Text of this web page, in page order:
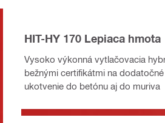
HIT-HY 170 Lepiaca hmota
Vysoko výkonná vytlačovacia
bežnými certifikátmi na
ukotvenie do betónu aj do muriva